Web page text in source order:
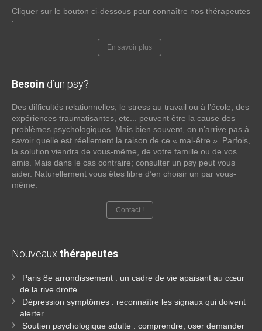
Cliquer sur le bouton ci-dessous pour connaître nos thérapeutes
:
En savoir plus
Besoin d’un psy?
Des difficultés relationnelles, le stress au travail ou à l’école, des
expériences traumatisantes, etc... peuvent être la cause des
problèmes psychologiques. Mais bien souvent, on n’arrive pas à
savoir quelle est réellement la raison de ce « mal-être ». Parfois,
la solution viendra de vous-même, de votre famille ou de vos
amis. Mais dans le cas contraire; consulter un psy peut vous
aider. Naturellement vous êtes libre d’en choisir un par vous-
même.
Contact !
Nouveaux thérapeutes
Paris 8e arrondissement : un cadre de vie apaisant au cœur
de la rive droite
Dépression symptômes : reconnaître les signaux qui doivent
alerter
Soutien psychologique adulte : comprendre, oser demander